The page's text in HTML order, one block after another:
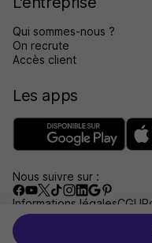
Qui sommes-nous ?
On recrute
Accès client
Les apps
Nous suivre sur :
Informations légalesCGU
Gérer les traceurs
Aide et contact